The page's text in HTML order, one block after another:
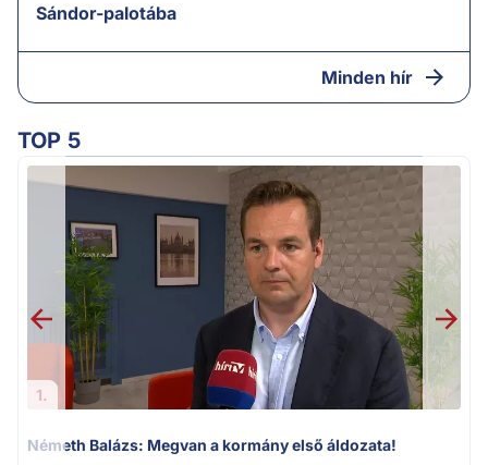
Sándor-palotába
Minden hír
TOP 5
1.
Németh Balázs: Megvan a kormány első áldozata!